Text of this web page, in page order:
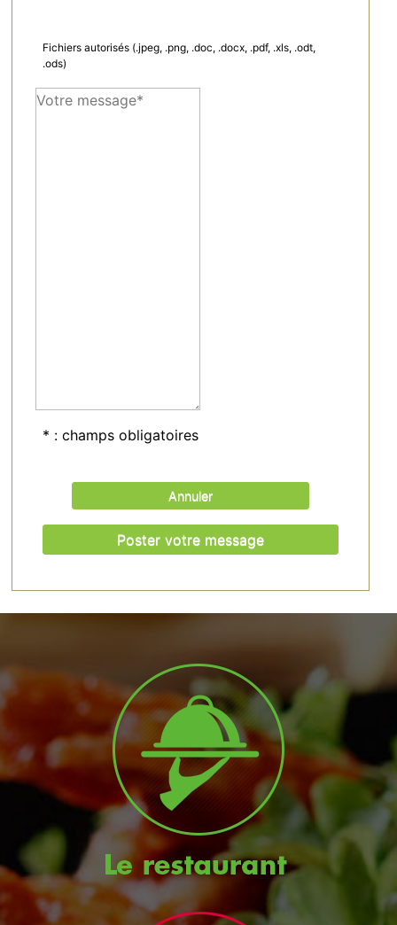
Fichiers autorisés (.jpeg, .png, .doc, .docx, .pdf, .xls, .odt,
.ods)
* : champs obligatoires